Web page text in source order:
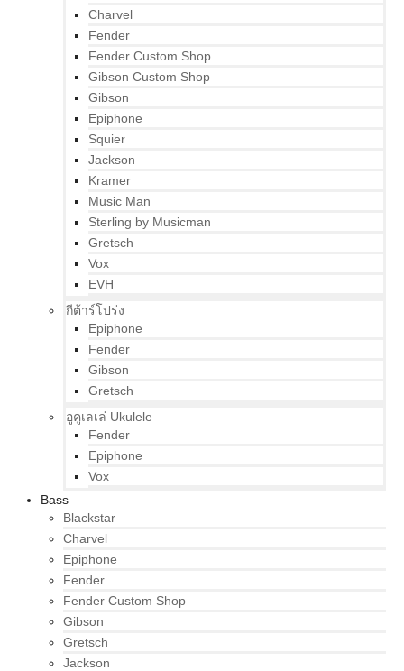
Charvel
Fender
Fender Custom Shop
Gibson Custom Shop
Gibson
Epiphone
Squier
Jackson
Kramer
Music Man
Sterling by Musicman
Gretsch
Vox
EVH
กีต้าร์โปร่ง
Epiphone
Fender
Gibson
Gretsch
อูคูเลเล่ Ukulele
Fender
Epiphone
Vox
Bass
Blackstar
Charvel
Epiphone
Fender
Fender Custom Shop
Gibson
Gretsch
Jackson